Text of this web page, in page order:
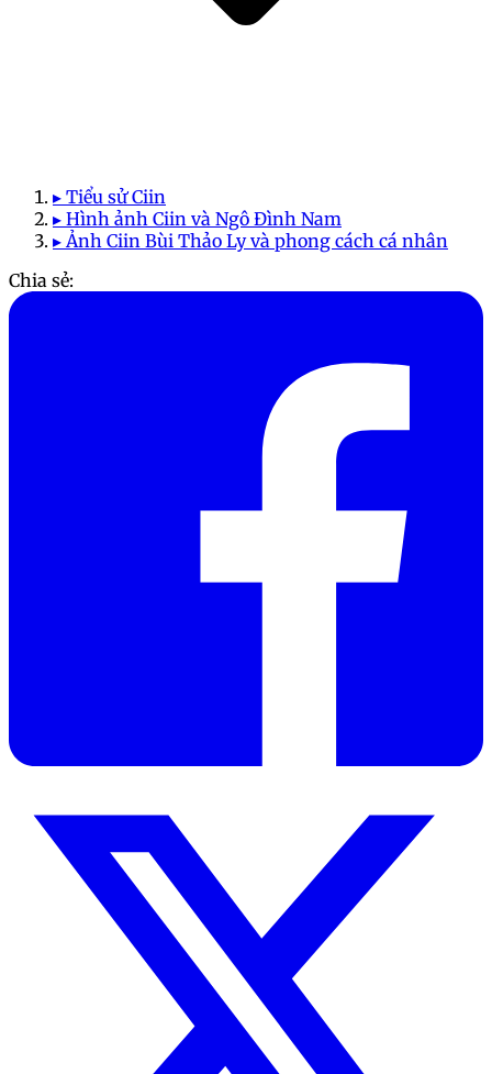
▸ Tiểu sử Ciin
▸ Hình ảnh Ciin và Ngô Đình Nam
▸ Ảnh Ciin Bùi Thảo Ly và phong cách cá nhân
Chia sẻ: